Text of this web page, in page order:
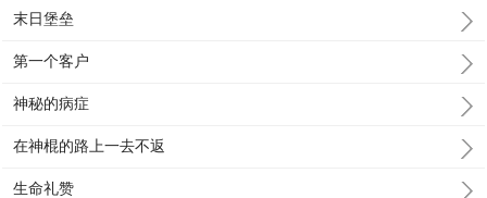
末日堡垒
第一个客户
神秘的病症
在神棍的路上一去不返
生命礼赞